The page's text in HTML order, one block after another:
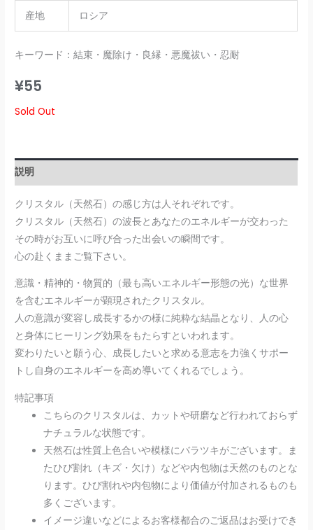
産地 ロシア
キーワード：結束・魔除け・良縁・悪魔祓い・忍耐
¥55
Sold Out
説明
クリスタル（天然石）の感じ方は人それぞれです。
クリスタル（天然石）の波長とあなたのエネルギーが交わった
その時がお互いに呼び合った出会いの瞬間です。
心の赴くままご覧下さい。
意識・精神的・物質的（最も高いエネルギー形態の光）な世界
を含むエネルギーが顕現されたクリスタル。
人の意識が変容し成長するかの様に純粋な結晶となり、人の心
と身体にヒーリング効果をもたらすといわれます。
変わりたいと願う心、成長したいと求める意志を力強くサポー
トし自身のエネルギーを高め導いてくれるでしょう。
特記事項
こちらのクリスタルは、カットや研磨など行われておらず
ナチュラルな状態です。
天然石は性質上色合いや模様にバラツキがございます。ま
たひび割れ（キズ・欠け）などや内包物は天然のものとな
ります。ひび割れや内包物により価値が付加されるものも
多くございます。
イメージ違いなどによるお客様都合のご返品はお受けでき